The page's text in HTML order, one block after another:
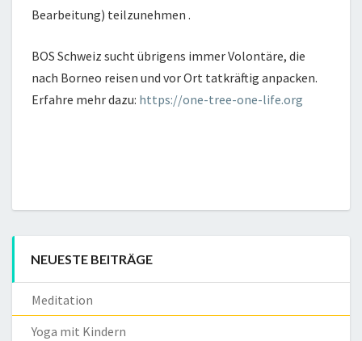
Bearbeitung) teilzunehmen .
BOS Schweiz sucht übrigens immer Volontäre, die
nach Borneo reisen und vor Ort tatkräftig anpacken.
Erfahre mehr dazu: https://one-tree-one-life.org
NEUESTE BEITRÄGE
Meditation
Yoga mit Kindern